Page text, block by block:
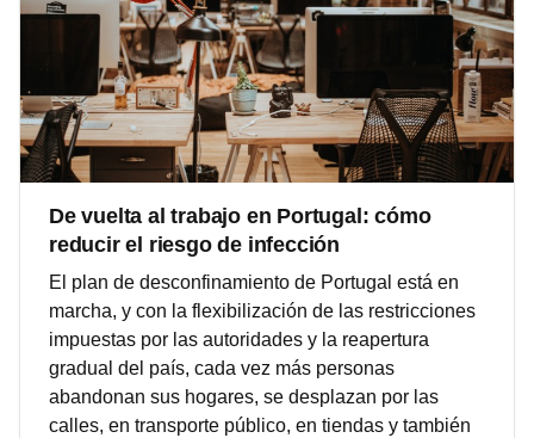
De vuelta al trabajo en Portugal: cómo
reducir el riesgo de infección
El plan de desconfinamiento de Portugal está en
marcha, y con la flexibilización de las restricciones
impuestas por las autoridades y la reapertura
gradual del país, cada vez más personas
abandonan sus hogares, se desplazan por las
calles, en transporte público, en tiendas y también